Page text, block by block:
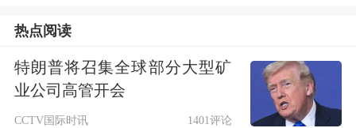
207艘，订单覆盖散货、杂货、油气运
在手订单超500艘，交船计划落地至
2030年，订单储备稳居国内民营造船第
热点阅读
特朗普将召集全球部分大型矿
业公司高管开会
CCTV国际时讯 1401评论